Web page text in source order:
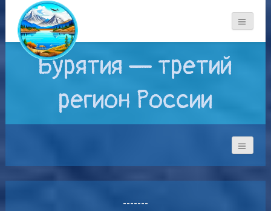
Бурятия — третий
регион России
-------